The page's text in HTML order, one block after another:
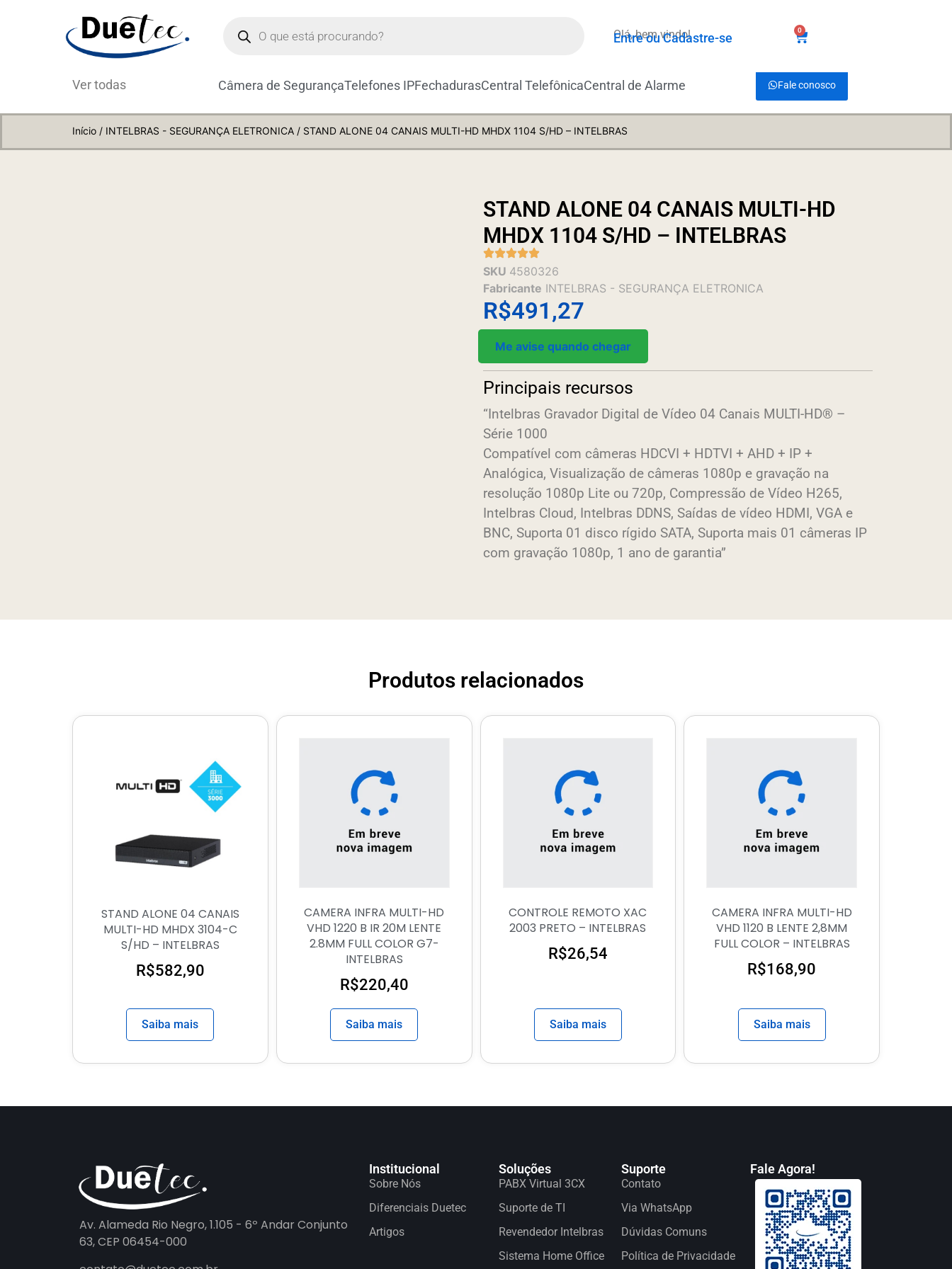
Olá, bem vindo!
Entre ou Cadastre-se
0
Ver todas Câmera de SegurançaTelefones IPFechadurasCentral TelefônicaCentral de Alarme Fale conosco
Início / INTELBRAS - SEGURANÇA ELETRONICA / STAND ALONE 04 CANAIS MULTI-HD MHDX 1104 S/HD – INTELBRAS
STAND ALONE 04 CANAIS MULTI-HD
MHDX 1104 S/HD – INTELBRAS
SKU 4580326
Fabricante INTELBRAS - SEGURANÇA ELETRONICA
R$491,27
Me avise quando chegar
Principais recursos
“Intelbras Gravador Digital de Vídeo 04 Canais MULTI-HD® –
Série 1000
Compatível com câmeras HDCVI + HDTVI + AHD + IP +
Analógica, Visualização de câmeras 1080p e gravação na
resolução 1080p Lite ou 720p, Compressão de Vídeo H265,
Intelbras Cloud, Intelbras DDNS, Saídas de vídeo HDMI, VGA e
BNC, Suporta 01 disco rígido SATA, Suporta mais 01 câmeras IP
com gravação 1080p, 1 ano de garantia”
Produtos relacionados
STAND ALONE 04 CANAIS
MULTI-HD MHDX 3104-C
S/HD – INTELBRAS
R$582,90
Saiba mais
CAMERA INFRA MULTI-HD
VHD 1220 B IR 20M LENTE
2.8MM FULL COLOR G7-
INTELBRAS
R$220,40
Saiba mais
CONTROLE REMOTO XAC
2003 PRETO – INTELBRAS
R$26,54
Saiba mais
CAMERA INFRA MULTI-HD
VHD 1120 B LENTE 2,8MM
FULL COLOR – INTELBRAS
R$168,90
Saiba mais
Av. Alameda Rio Negro, 1.105 - 6º Andar Conjunto
63, CEP 06454-000
Institucional
Sobre Nós
Diferenciais Duetec
Artigos
Soluções
PABX Virtual 3CX
Suporte de TI
Revendedor Intelbras
Sistema Home Office
Suporte
Contato
Via WhatsApp
Dúvidas Comuns
Política de Privacidade
Fale Agora!